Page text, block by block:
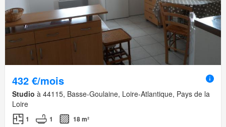
432 €/mois
Studio à 44115, Basse-Goulaine, Loire-Atlantique, Pays de la
Loire
1 1
18 m²